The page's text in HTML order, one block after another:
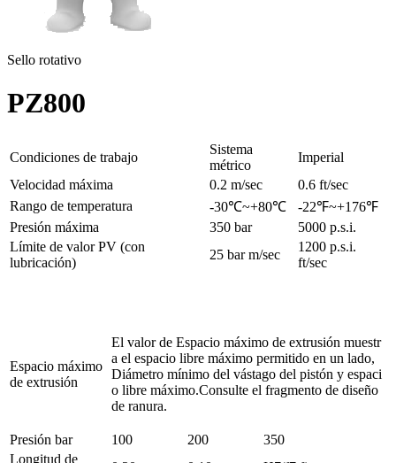
Sello rotativo
PZ800
Condiciones de trabajo
Sistema
métrico
Imperial
Velocidad máxima
0.2 m/sec
0.6 ft/sec
Rango de temperatura
-30℃~+80℃
-22℉~+176℉
Presión máxima
350 bar
5000 p.s.i.
Límite de valor PV (con
lubricación)
25 bar m/sec
1200 p.s.i.
ft/sec
Espacio máximo
de extrusión
El valor de Espacio máximo de extrusión muestr
a el espacio libre máximo permitido en un lado,
Diámetro mínimo del vástago del pistón y espaci
o libre máximo.Consulte el fragmento de diseño
de ranura.
Presión bar 100 200
350
Longitud de